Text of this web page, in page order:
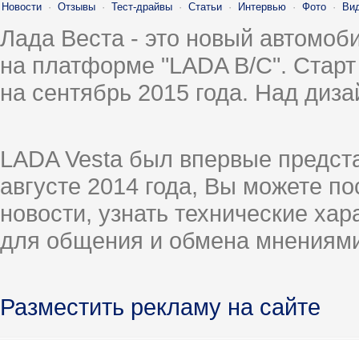
Новости · Отзывы · Тест-драйвы · Статьи · Интервью · Фото ·
Лада Веста - это новый
на платформе "LADA B/C".
на сентябрь 2015 года. Над
LADA Vesta был впервые
августе 2014 года, Вы можете
новости, узнать технические
для общения и обмена
Разместить рекламу на сайте